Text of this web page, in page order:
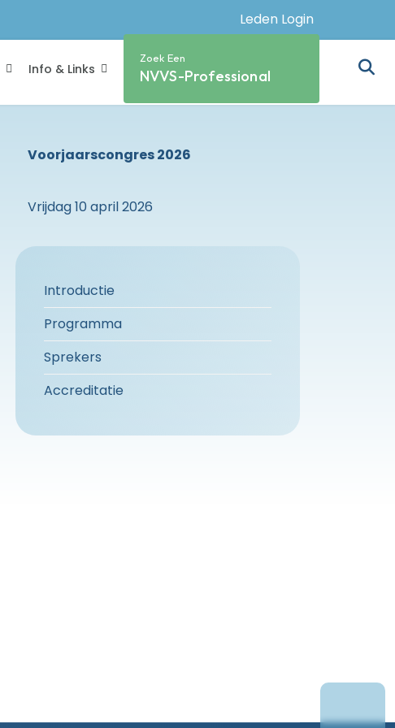
Leden Login
Info & Links
Zoek Een
NVVS-Professional
Voorjaarscongres 2026
Vrijdag 10 april 2026
Introductie
Programma
Sprekers
Accreditatie